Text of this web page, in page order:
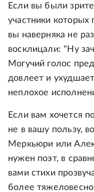
Если вы были
участники
вы наверняка не
восклицали: "Ну
Могучий голос
довлеет и
неплохое
Если вам хочется
не в вашу пользу,
Меркьюри или
нужен поэт, в
вами стихи
более